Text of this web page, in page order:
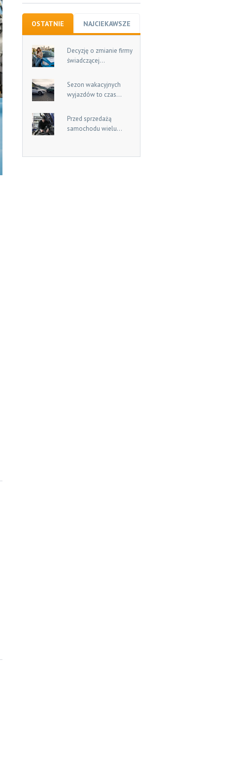
OSTATNIE NAJCIEKAWSZE
Decyzję o zmianie firmy
świadczącej...
Sezon wakacyjnych
wyjazdów to czas...
Przed sprzedażą
samochodu wielu...